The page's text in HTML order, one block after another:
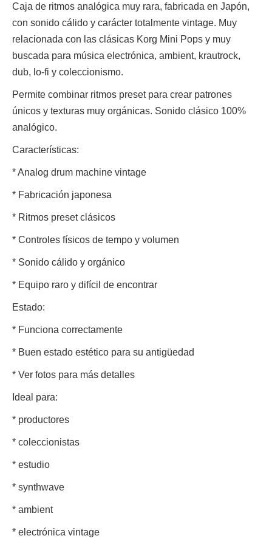
Caja de ritmos analógica muy rara, fabricada en Japón,
con sonido cálido y carácter totalmente vintage. Muy
relacionada con las clásicas Korg Mini Pops y muy
buscada para música electrónica, ambient, krautrock,
dub, lo-fi y coleccionismo.
Permite combinar ritmos preset para crear patrones
únicos y texturas muy orgánicas. Sonido clásico 100%
analógico.
Características:
* Analog drum machine vintage
* Fabricación japonesa
* Ritmos preset clásicos
* Controles físicos de tempo y volumen
* Sonido cálido y orgánico
* Equipo raro y difícil de encontrar
Estado:
* Funciona correctamente
* Buen estado estético para su antigüedad
* Ver fotos para más detalles
Ideal para:
* productores
* coleccionistas
* estudio
* synthwave
* ambient
* electrónica vintage